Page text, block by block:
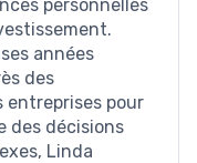
personnelles
années
des
entreprises pour
des décisions
Linda